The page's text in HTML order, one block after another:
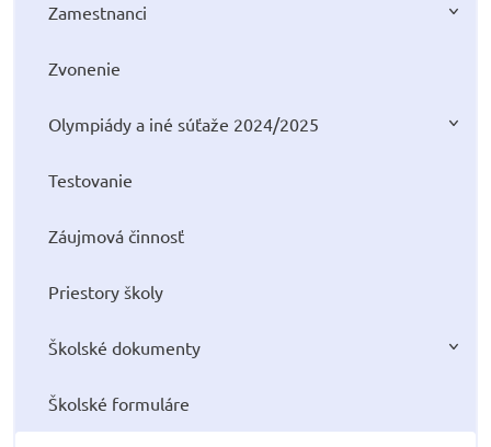
Zamestnanci
Zvonenie
Olympiády a iné súťaže 2024/2025
Testovanie
Záujmová činnosť
Priestory školy
Školské dokumenty
Školské formuláre